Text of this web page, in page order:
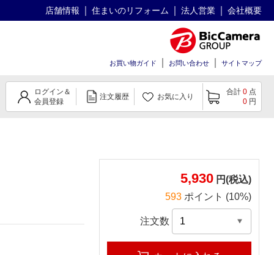
店舗情報 住まいのリフォーム 法人営業 会社概要
お買い物ガイド お問い合わせ サイトマップ
ログイン＆
会員登録
注文履歴 お気に入り
合計 0 点
0 円
5,930 円(税込)
593 ポイント (10%)
注文数